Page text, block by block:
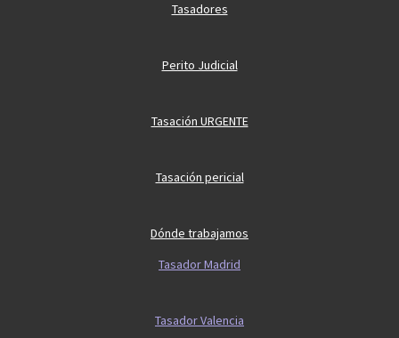
Tasadores
Perito Judicial
Tasación URGENTE
Tasación pericial
Dónde trabajamos
Tasador Madrid
Tasador Valencia